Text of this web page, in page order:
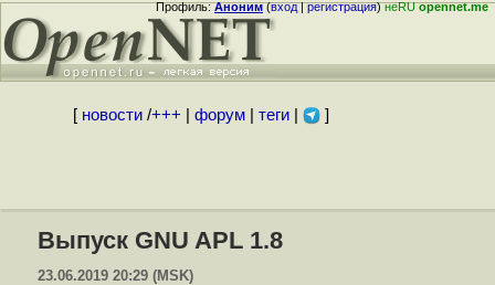
Профиль:Аноним(вход|регистрация)неRUopennet.me
[ новости/+++ форум| теги| ]
Выпуск GNU APL 1.8
23.06.2019 20:29 (MSK)